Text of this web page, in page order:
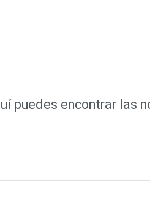
puedes encontrar las